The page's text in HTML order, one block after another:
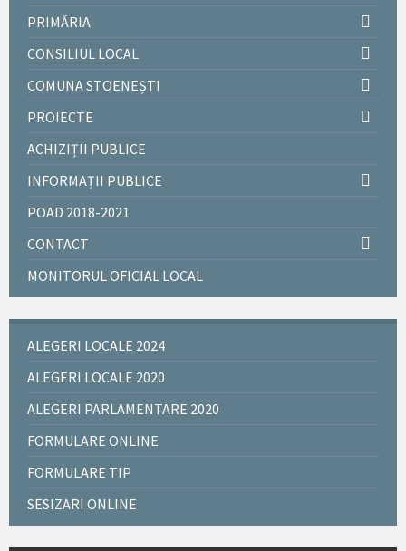
PRIMĂRIA
CONSILIUL LOCAL
COMUNA STOENEȘTI
PROIECTE
ACHIZIȚII PUBLICE
INFORMAȚII PUBLICE
POAD 2018-2021
CONTACT
MONITORUL OFICIAL LOCAL
ALEGERI LOCALE 2024
ALEGERI LOCALE 2020
ALEGERI PARLAMENTARE 2020
FORMULARE ONLINE
FORMULARE TIP
SESIZARI ONLINE